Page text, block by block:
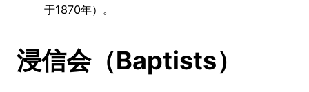
于1870年）。
浸信会（Baptists）